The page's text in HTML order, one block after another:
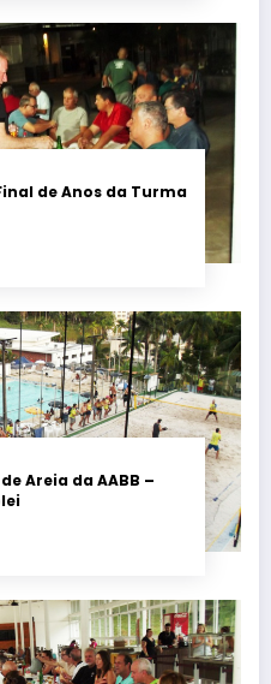
de Anos da Turma
Areia da AABB –